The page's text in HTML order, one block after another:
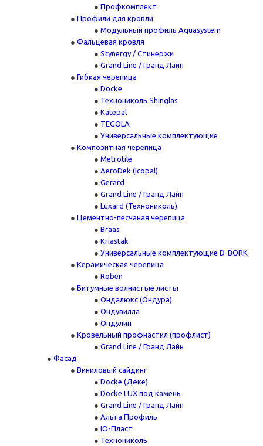
Профкомплект
Профили для кровли
Модульный профиль Aquasystem
Фальцевая кровля
Stynergy / Стинержи
Grand Line / Гранд Лайн
Гибкая черепица
Docke
Технониколь Shinglas
Katepal
TEGOLA
Универсальные комплектующие
Композитная черепица
Metrotile
AeroDek (Icopal)
Gerard
Grand Line / Гранд Лайн
Luxard (Технониколь)
Цементно-песчаная черепица
Braas
Kriastak
Универсальные комплектующие D-BORK
Керамическая черепица
Roben
Битумные волнистые листы
Ондалюкс (Ондура)
Ондувилла
Ондулин
Кровельный профнастил (профлист)
Grand Line / Гранд Лайн
Фасад
Виниловый сайдинг
Docke (Дёке)
Docke LUX под камень
Grand Line / Гранд Лайн
Альта Профиль
Ю-Пласт
Технониколь